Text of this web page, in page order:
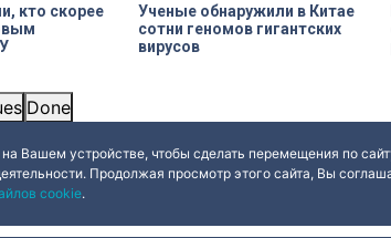
Done
кто скорее
Ученые обнаружили в Китае
сотни геномов гигантских
вирусов
Вашем устройстве, чтобы сделать перемещения по
Продолжая просмотр этого сайта, Вы
cookie.